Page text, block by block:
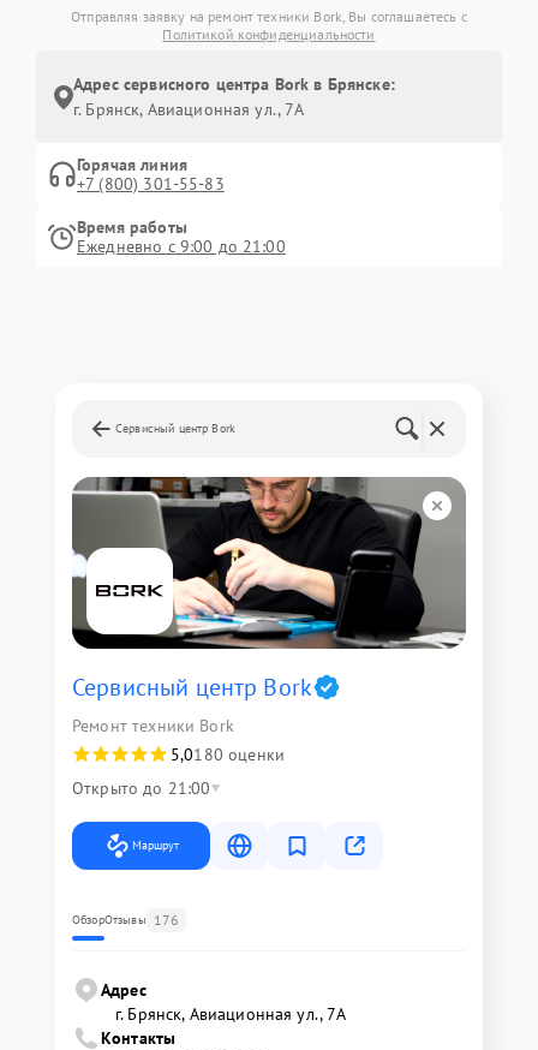
Отправляя заявку на ремонт техники Bork, Вы соглашаетесь с
Политикой конфиденциальности
Адрес сервисного центра Bork в Брянске:
г. Брянск, Авиационная ул., 7А
Горячая линия
+7 (800) 301-55-83
Время работы
Ежедневно с 9:00 до 21:00
Сервисный центр Bork
Сервисный центр Bork
Ремонт техники Bork
5,0180 оценки
Открыто до 21:00
Маршрут
ОбзорОтзывы 176
Адрес
г. Брянск, Авиационная ул., 7А
Контакты